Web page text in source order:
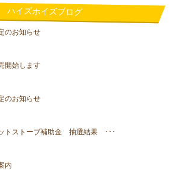
ハイズホイズブログ
のお知らせ
開始します
のお知らせ
トストーブ補助金 抽選結果 ･･･
内